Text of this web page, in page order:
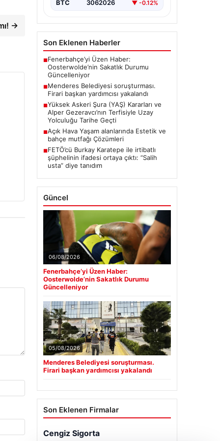
→
BTC 3062026 ▼ -0.12%
Son Eklenen Haberler
■Fenerbahçe’yi Üzen Haber:
Oosterwolde’nin Sakatlık Durumu
Güncelleniyor
■Menderes Belediyesi soruşturması.
Firari başkan yardımcısı yakalandı
■Yüksek Askeri Şura (YAŞ) Kararları ve
Alper Gezeravcı’nın Terfisiyle Uzay
Yolculuğu Tarihe Geçti
■Açık Hava Yaşam alanlarında Estetik ve
bahçe mutfağı Çözümleri
■FETÖ’cü Burkay Karatepe ile irtibatlı
şüphelinin ifadesi ortaya çıktı: “Salih
usta” diye tanıdım
Güncel
06/08/2026
Fenerbahçe’yi Üzen Haber:
Oosterwolde’nin Sakatlık Durumu
Güncelleniyor
05/08/2026
Menderes Belediyesi soruşturması.
Firari başkan yardımcısı yakalandı
Son Eklenen Firmalar
Cengiz Sigorta